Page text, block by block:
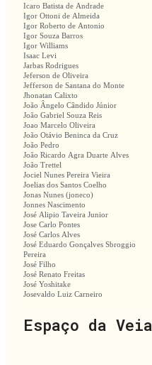
Icaro Batista de Andrade
Igor Ottoni de Almeida
Igor Roberto de Antonio
Igor Souza Barros
Igor Williams
Isaac Levi
Jarbas Rodrigues
Jeferson de Oliveira
Jefferson de Santana do Monte
Jhonatan Calixto
João Ângelo Cândido Júnior
João Gabriel Souza Reis
Joao Marcelo Oliveira
João Otávio Beninca da Cruz
João Pedro
João Ricardo Agra Duarte Alves
João Trettel
Jociel Nunes Pereira Vieira
Joelias dos Santos Coelho
Jonas Nunes (joneco)
Jonnes Nascimento
José Alipio Taveira Junior
Jose Carlo Pontes
José Carlos Alves
José Eduardo Gonçalves Sbroggio
Pereira
José Filho
José Renato Freitas
José Yoshitake
Josevaldo Luiz Carneiro
Espaço da